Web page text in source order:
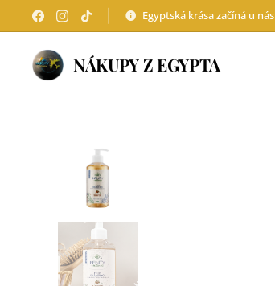
Egyptská krása začíná u nás
NÁKUPY Z EGYPTA